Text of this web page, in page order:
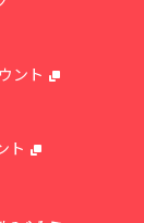
ント
ト